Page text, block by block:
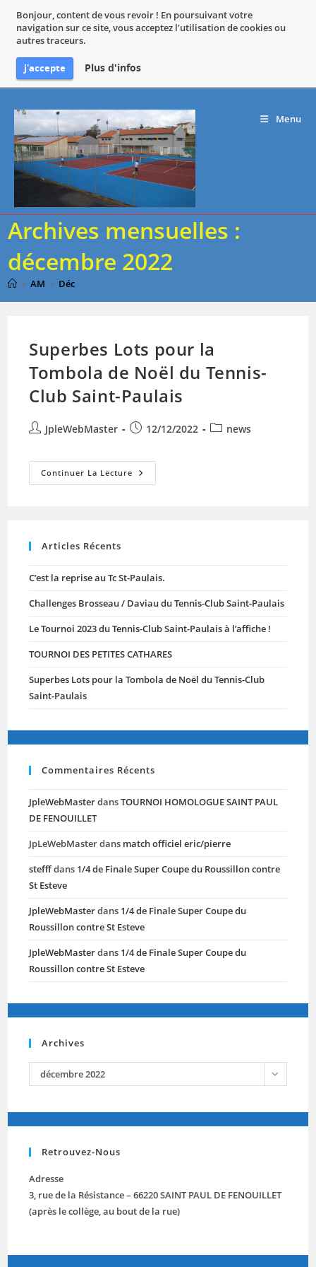
Bonjour, content de vous revoir ! En poursuivant votre
navigation sur ce site, vous acceptez l’utilisation de cookies ou
autres traceurs.
j'accepte Plus d'infos
content
Menu
Archives mensuelles :
décembre 2022
> AM > Déc
Superbes Lots pour la
Tombola de Noël du Tennis-
Club Saint-Paulais
Auteur/autrice
la
publication :
JpleWebMaster
Publication
12/12/2022
Postnews
Continuer La Lecture Superbes
Lots
Saint-
Paulais
Articles Récents
C’est la reprise au Tc St-Paulais.
Challenges Brosseau / Daviau du Tennis-Club Saint-Paulais
Le Tournoi 2023 du Tennis-Club Saint-Paulais à l’affiche !
TOURNOI DES PETITES CATHARES
Superbes Lots pour la Tombola de Noël du Tennis-Club
Saint-Paulais
Commentaires Récents
JpleWebMasterdansTOURNOI HOMOLOGUE SAINT PAUL
DE FENOUILLET
JpLeWebMasterdans match officiel eric/pierre
stefffdans 1/4 de Finale Super Coupe du Roussillon contre
St Esteve
JpleWebMasterdans 1/4 de Finale Super Coupe du
Roussillon contre St Esteve
JpleWebMasterdans 1/4 de Finale Super Coupe du
Roussillon contre St Esteve
Archives
archives
décembre 2022
Retrouvez-Nous
Adresse
3, rue de la Résistance – 66220 SAINT PAUL DE FENOUILLET
(après le collège, au bout de la rue)